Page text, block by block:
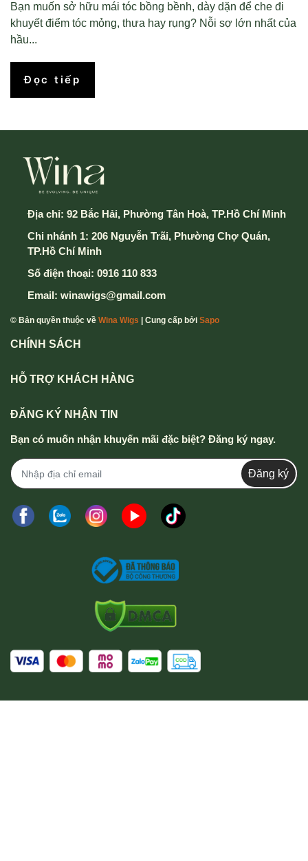
Bạn muốn sở hữu mái tóc bồng bềnh, dày dặn để che đi
khuyết điểm tóc mỏng, thưa hay rụng? Nỗi sợ lớn nhất của
hầu...
Đọc tiếp
Địa chỉ: 92 Bắc Hải, Phường Tân Hoà, TP.Hồ Chí Minh
Chi nhánh 1: 206 Nguyễn Trãi, Phường Chợ Quán,
TP.Hồ Chí Minh
Số điện thoại: 0916 110 833
Email: winawigs@gmail.com
© Bản quyền thuộc về Wina Wigs | Cung cấp bởi Sapo
CHÍNH SÁCH
HỖ TRỢ KHÁCH HÀNG
ĐĂNG KÝ NHẬN TIN
Bạn có muốn nhận khuyến mãi đặc biệt? Đăng ký ngay.
Đăng ký